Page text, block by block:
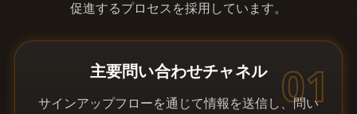
促進するプロセスを採用しています。
01
主要問い合わせチャネル
サインアップフローを通じて情報を送信し、問い